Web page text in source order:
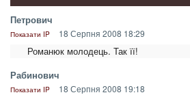
Петрович
Показати IP 18 Серпня 2008 18:29
Романюк молодець. Так її!
Рабинович
Показати IP 18 Серпня 2008 19:18